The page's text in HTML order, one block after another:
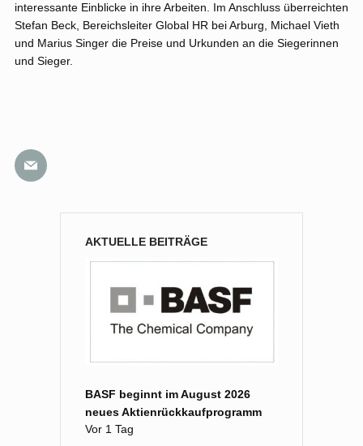
interessante Einblicke in ihre Arbeiten. Im Anschluss überreichten
Stefan Beck, Bereichsleiter Global HR bei Arburg, Michael Vieth
und Marius Singer die Preise und Urkunden an die Siegerinnen
und Sieger.
AKTUELLE BEITRÄGE
BASF beginnt im August 2026
neues Aktienrückkaufprogramm
Vor 1 Tag